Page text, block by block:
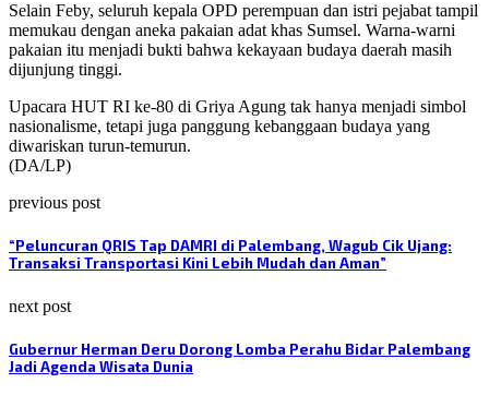
Selain Feby, seluruh kepala OPD perempuan dan istri pejabat tampil
memukau dengan aneka pakaian adat khas Sumsel. Warna-warni
pakaian itu menjadi bukti bahwa kekayaan budaya daerah masih
dijunjung tinggi.
Upacara HUT RI ke-80 di Griya Agung tak hanya menjadi simbol
nasionalisme, tetapi juga panggung kebanggaan budaya yang
diwariskan turun-temurun.
(DA/LP)
previous post
“Peluncuran QRIS Tap DAMRI di Palembang, Wagub Cik Ujang:
Transaksi Transportasi Kini Lebih Mudah dan Aman”
next post
Gubernur Herman Deru Dorong Lomba Perahu Bidar Palembang
Jadi Agenda Wisata Dunia